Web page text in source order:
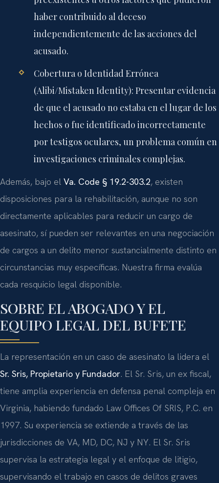
haber contribuido al deceso
independientemente de las acciones del
acusado.
Cobertura o Identidad Errónea
(Alibi/Mistaken Identity): Presentar evidencia
de que el acusado no estaba en el lugar de los
hechos o fue identificado incorrectamente
por testigos oculares, un problema común en
investigaciones criminales complejas.
Además, bajo el Va. Code § 19.2-303.2, existen
disposiciones para la rehabilitación, aunque no son
directamente aplicables para reducir un cargo de
asesinato, sí pueden ser relevantes en una negociación
de cargos a un delito menor sustancialmente distinto en
circunstancias muy específicas. Nuestra firma evalúa
cada resquicio legal disponible.
SOBRE EL ABOGADO Y EL
EQUIPO LEGAL DEL BUFETE
La representación en un caso de asesinato la lidera el
Sr. Sris, Propietario y Fundador. El Sr. Sris, un ex fiscal,
tiene amplia experiencia en defensa penal compleja en
Virginia, habiendo fundado Law Offices Of SRIS, P.C. en
1997. Su experiencia se extiende a través de las
jurisdicciones de VA, MD, DC, NJ y NY. El Sr. Sris
supervisa la estrategia legal y el enfoque de litigio,
supervisando el trabajo en casos de delitos graves